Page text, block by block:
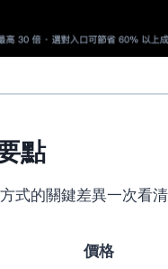
點
式的關鍵差異一次看清
價格